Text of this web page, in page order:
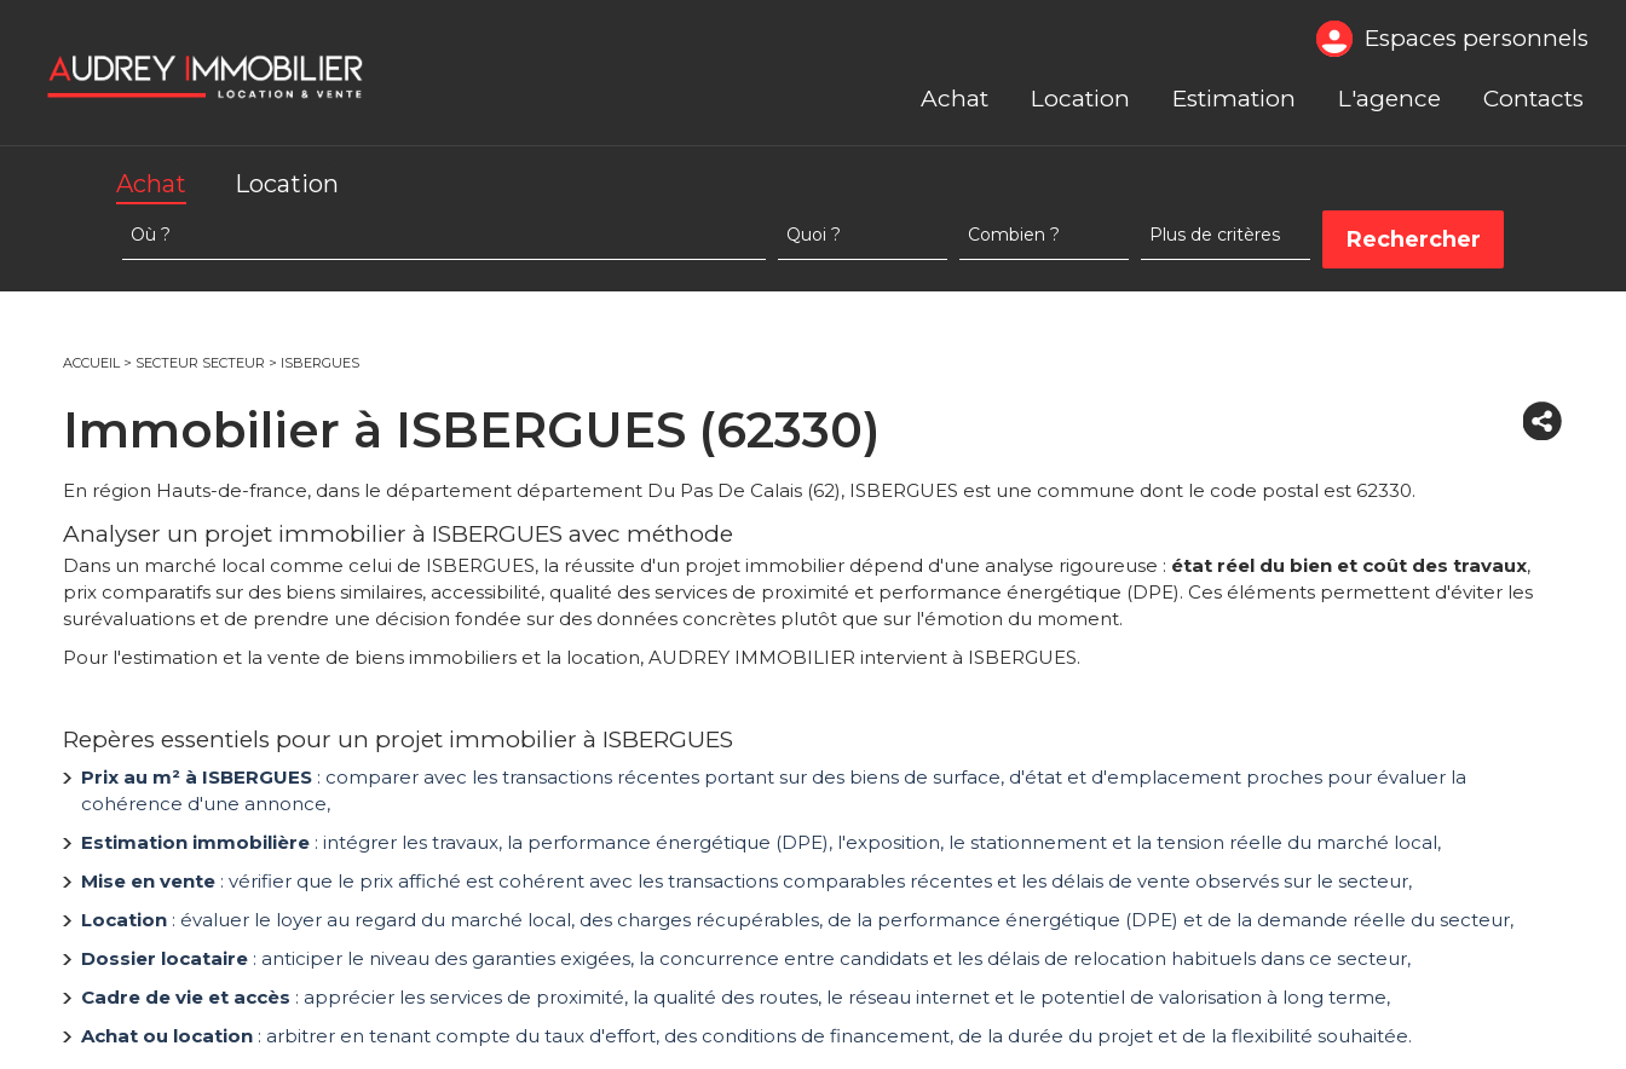
Espaces personnels
Achat Location Estimation L'agence Contacts
Achat Location
ACCUEIL> SECTEUR SECTEUR > ISBERGUES
Immobilier à ISBERGUES (62330)
En région Hauts-de-france, dans le département département Du Pas De Calais (62), ISBERGUES est une commune dont le code postal est 62330.
Analyser un projet immobilier à ISBERGUES avec méthode
Dans un marché local comme celui de ISBERGUES, la réussite d'un projet immobilier dépend d'une analyse rigoureuse : état réel du bien et coût des travaux,
prix comparatifs sur des biens similaires, accessibilité, qualité des services de proximité et performance énergétique (DPE). Ces éléments permettent d'éviter les
surévaluations et de prendre une décision fondée sur des données concrètes plutôt que sur l'émotion du moment.
Pour l'estimation et la vente de biens immobiliers et la location, AUDREY IMMOBILIER intervient à ISBERGUES.
Repères essentiels pour un projet immobilier à ISBERGUES
Prix au m² à ISBERGUES : comparer avec les transactions récentes portant sur des biens de surface, d'état et d'emplacement proches pour évaluer la
cohérence d'une annonce,
Estimation immobilière : intégrer les travaux, la performance énergétique (DPE), l'exposition, le stationnement et la tension réelle du marché local,
Mise en vente : vérifier que le prix affiché est cohérent avec les transactions comparables récentes et les délais de vente observés sur le secteur,
Location : évaluer le loyer au regard du marché local, des charges récupérables, de la performance énergétique (DPE) et de la demande réelle du secteur,
Dossier locataire : anticiper le niveau des garanties exigées, la concurrence entre candidats et les délais de relocation habituels dans ce secteur,
Cadre de vie et accès : apprécier les services de proximité, la qualité des routes, le réseau internet et le potentiel de valorisation à long terme,
Achat ou location : arbitrer en tenant compte du taux d'effort, des conditions de financement, de la durée du projet et de la flexibilité souhaitée.